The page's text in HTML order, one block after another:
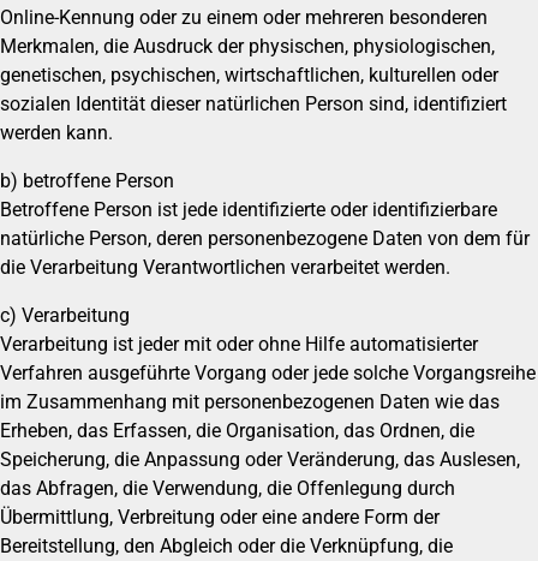
Online-Kennung oder zu einem oder mehreren besonderen
Merkmalen, die Ausdruck der physischen, physiologischen,
genetischen, psychischen, wirtschaftlichen, kulturellen oder
sozialen Identität dieser natürlichen Person sind, identifiziert
werden kann.
b) betroffene Person
Betroffene Person ist jede identifizierte oder identifizierbare
natürliche Person, deren personenbezogene Daten von dem für
die Verarbeitung Verantwortlichen verarbeitet werden.
c) Verarbeitung
Verarbeitung ist jeder mit oder ohne Hilfe automatisierter
Verfahren ausgeführte Vorgang oder jede solche Vorgangsreihe
im Zusammenhang mit personenbezogenen Daten wie das
Erheben, das Erfassen, die Organisation, das Ordnen, die
Speicherung, die Anpassung oder Veränderung, das Auslesen,
das Abfragen, die Verwendung, die Offenlegung durch
Übermittlung, Verbreitung oder eine andere Form der
Bereitstellung, den Abgleich oder die Verknüpfung, die